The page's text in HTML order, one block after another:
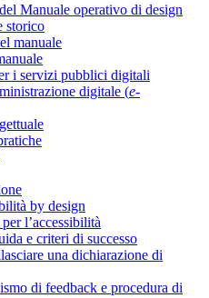
Manuale operativo di design
storico
manuale
i servizi pubblici digitali
digitale (e-
by design
l’accessibilità
e criteri di successo
una dichiarazione di
di feedback e procedura di